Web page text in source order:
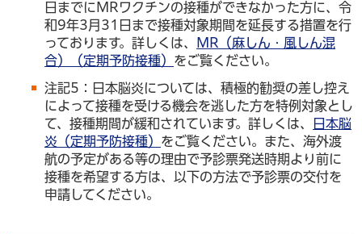
日までにMRワクチンの接種ができなかった方に、令
和9年3月31日まで接種対象期間を延長する措置を行
っております。詳しくは、
MR（麻しん・風しん混
合）（定期予防接種） をご覧ください。
注記5：日本脳炎については、積極的勧奨の差し控え
によって接種を受ける機会を逃した方を特例対象とし
て、接種期間が緩和されています。詳しくは、
日本脳
炎（定期予防接種） をご覧ください。また、海外渡
航の予定がある等の理由で予診票発送時期より前に
接種を希望する方は、以下の方法で予診票の交付を
申請してください。